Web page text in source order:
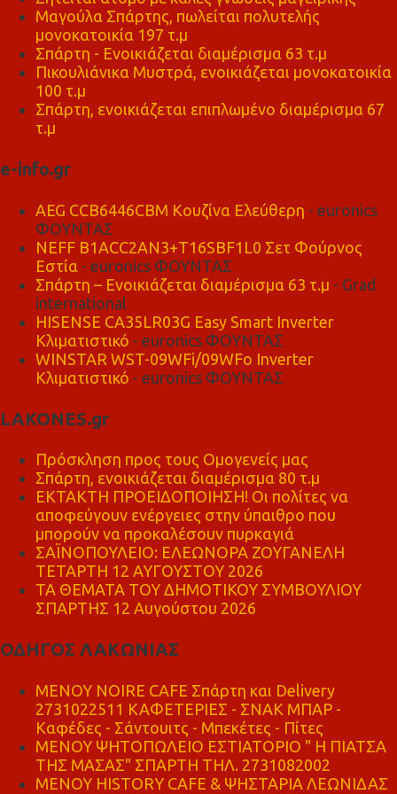
Μαγούλα Σπάρτης, πωλείται πολυτελής
μονοκατοικία 197 τ.μ
Σπάρτη - Ενοικιάζεται διαμέρισμα 63 τ.μ
Πικουλιάνικα Μυστρά, ενοικιάζεται μονοκατοικία
100 τ.μ
Σπάρτη, ενοικιάζεται επιπλωμένο διαμέρισμα 67
τ.μ
e-info.gr
AEG CCB6446CBM Κουζίνα Ελεύθερη - euronics
ΦΟΥΝΤΑΣ
NEFF B1ACC2AN3+T16SBF1L0 Σετ Φούρνος
Εστία - euronics ΦΟΥΝΤΑΣ
Σπάρτη – Ενοικιάζεται διαμέρισμα 63 τ.μ - Grad
international
HISENSE CA35LR03G Easy Smart Inverter
Κλιματιστικό - euronics ΦΟΥΝΤΑΣ
WINSTAR WST-09WFi/09WFo Inverter
Κλιματιστικό - euronics ΦΟΥΝΤΑΣ
LAKONES.gr
Πρόσκληση προς τους Ομογενείς μας
Σπάρτη, ενοικιάζεται διαμέρισμα 80 τ.μ
ΕΚΤΑΚΤΗ ΠΡΟΕΙΔΟΠΟΙΗΣΗ! Οι πολίτες να
αποφεύγουν ενέργειες στην ύπαιθρο που
μπορούν να προκαλέσουν πυρκαγιά
ΣΑΪΝΟΠΟΥΛΕΙΟ: ΕΛΕΩΝΟΡΑ ΖΟΥΓΑΝΕΛΗ
ΤΕΤΑΡΤΗ 12 ΑΥΓΟΥΣΤΟΥ 2026
ΤΑ ΘΕΜΑΤΑ ΤΟΥ ΔΗΜΟΤΙΚΟΥ ΣΥΜΒΟΥΛΙΟΥ
ΣΠΑΡΤΗΣ 12 Αυγούστου 2026
ΟΔΗΓΟΣ ΛΑΚΩΝΙΑΣ
MENOY NOIRE CAFE Σπάρτη και Delivery
2731022511 ΚΑΦΕΤΕΡΙΕΣ - ΣΝΑΚ ΜΠΑΡ -
Καφέδες - Σάντουιτς - Μπεκέτες - Πίτες
ΜΕΝΟΥ ΨΗΤΟΠΩΛΕΙΟ ΕΣΤΙΑΤΟΡΙΟ " Η ΠΙΑΤΣΑ
ΤΗΣ ΜΑΣΑΣ" ΣΠΑΡΤΗ ΤΗΛ. 2731082002
ΜΕΝΟΥ HISTORY CAFE & ΨΗΣΤΑΡΙΑ ΛΕΩΝΙΔΑΣ